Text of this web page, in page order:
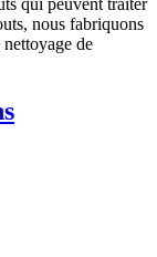
qui peuvent traiter
nous fabriquons
de